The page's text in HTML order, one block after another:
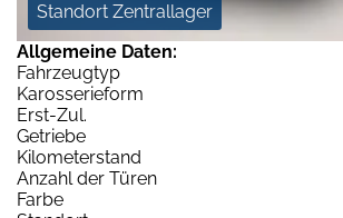
Standort Zentrallager
Allgemeine Daten:
Fahrzeugtyp
Karosserieform
Erst-Zul.
Getriebe
Kilometerstand
Anzahl der Türen
Farbe